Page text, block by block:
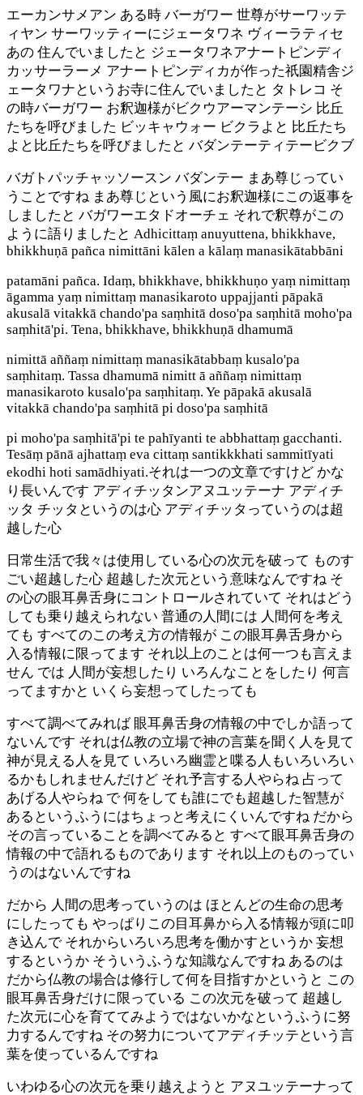
エーカンサメアン ある時 バーガワー 世尊がサーワッテ
ィヤン サーワッティーにジェータワネ ヴィーラティセ
あの 住んでいましたと ジェータワネアナートピンディ
カッサーラーメ アナートピンディカが作った祇園精舎ジ
ェータワナというお寺に住んでいましたと タトレコ そ
の時バーガワー お釈迦様がビクウアーマンテーシ 比丘
たちを呼びました ビッキャウォー ビクラよと 比丘たち
よと比丘たちを呼びましたと バダンテーティテービクブ
バガトパッチャッソースン バダンテー まあ尊じってい
うことですね まあ尊じという風にお釈迦様にこの返事を
しましたと バガワーエタドオーチェ それで釈尊がこの
ように語りましたと Adhicittaṃ anuyuttena, bhikkhave,
bhikkhuṇā pañca nimittāni kālen a kālaṃ manasikātabbāni
patamāni pañca. Idaṃ, bhikkhave, bhikkhuṇo yaṃ nimittaṃ
āgamma yaṃ nimittaṃ manasikaroto uppajjanti pāpakā
akusalā vitakkā chando'pa saṃhitā doso'pa saṃhitā moho'pa
saṃhitā'pi. Tena, bhikkhave, bhikkhuṇā dhamumā
nimittā aññaṃ nimittaṃ manasikātabbaṃ kusalo'pa
saṃhitaṃ. Tassa dhamumā nimitt ā aññaṃ nimittaṃ
manasikaroto kusalo'pa saṃhitaṃ. Ye pāpakā akusalā
vitakkā chando'pa saṃhitā pi doso'pa saṃhitā
pi moho'pa saṃhitā'pi te pahīyanti te abbhattaṃ gacchanti.
Tesāṃ pānā ajhattaṃ eva cittaṃ santikkkhati sammitīyati
ekodhi hoti samādhiyati.それは一つの文章ですけど かな
り長いんです アディチッタンアヌユッテーナ アディチ
ッタ チッタというのは心 アディチッタっていうのは超
越した心
日常生活で我々は使用している心の次元を破って ものす
ごい超越した心 超越した次元という意味なんですね そ
の心の眼耳鼻舌身にコントロールされていて それはどう
しても乗り越えられない 普通の人間には 人間何を考え
ても すべてのこの考え方の情報が この眼耳鼻舌身から
入る情報に限ってます それ以上のことは何一つも言えま
せん では 人間が妄想したり いろんなことをしたり 何言
ってますかと いくら妄想ってしたっても
すべて調べてみれば 眼耳鼻舌身の情報の中でしか語って
ないんです それは仏教の立場で神の言葉を聞く人を見て
神が見える人を見て いろいろ幽霊と喋る人もいろいろい
るかもしれませんだけど それ予言する人やらね 占って
あげる人やらね で 何をしても誰にでも超越した智慧が
あるというふうにはちょっと考えにくいんですね だから
その言っていることを調べてみると すべて眼耳鼻舌身の
情報の中で語れるものであります それ以上のものってい
うのはないんですね
だから 人間の思考っていうのは ほとんどの生命の思考
にしたっても やっぱりこの目耳鼻から入る情報が頭に叩
き込んで それからいろいろ思考を働かすというか 妄想
するというか そういうふうな知識なんですね あるのは
だから仏教の場合は修行して何を目指すかというと この
眼耳鼻舌身だけに限っている この次元を破って 超越し
た次元に心を育ててみようではないかなというふうに努
力するんですね その努力についてアディチッテという言
葉を使っているんですね
いわゆる心の次元を乗り越えようと アヌユッテーナって